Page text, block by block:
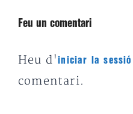
Feu un comentari
Heu d'iniciar la sessió
comentari.